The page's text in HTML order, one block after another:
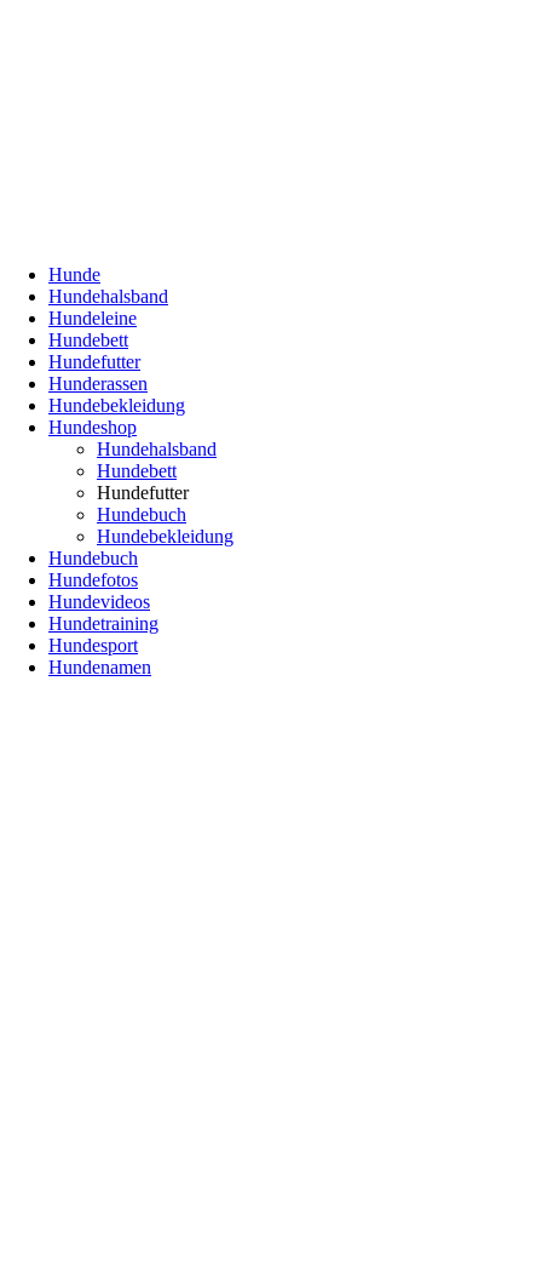
Hunde
Hundehalsband
Hundeleine
Hundebett
Hundefutter
Hunderassen
Hundebekleidung
Hundeshop
Hundehalsband
Hundebett
Hundefutter
Hundebuch
Hundebekleidung
Hundebuch
Hundefotos
Hundevideos
Hundetraining
Hundesport
Hundenamen